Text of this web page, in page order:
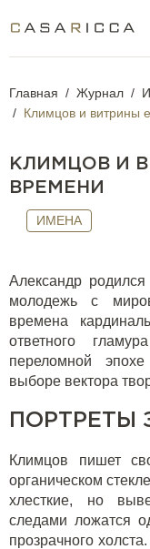
Главная Журнал
Климцов и витрины
КЛИМЦОВ И
ВРЕМЕНИ
ИМЕНА
Александр
молодежь с
времена
ответного
переломной
выборе вектора
ПОРТРЕТЫ
Климцов пишет
органическом
хлесткие, но
следами ложатся
прозрачного